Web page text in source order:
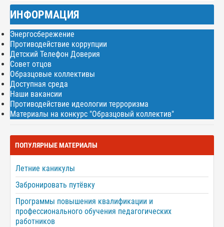
ИНФОРМАЦИЯ
Энергосбережение
Противодействие коррупции
Детский Телефон Доверия
Совет отцов
Образцовые коллективы
Доступная среда
Наши вакансии
Противодействие идеологии терроризма
Материалы на конкурс "Образцовый коллектив"
ПОПУЛЯРНЫЕ МАТЕРИАЛЫ
Летние каникулы
Забронировать путёвку
Программы повышения квалификации и
профессионального обучения педагогических
работников